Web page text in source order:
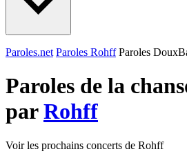
Paroles.net Paroles Rohff Paroles
Paroles de la
parRohff
Voir les prochains concerts de Rohff